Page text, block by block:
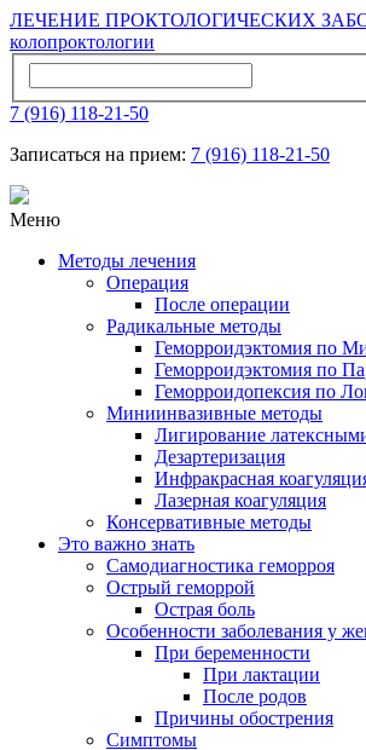
ЛЕЧЕНИЕ ПРОКТОЛОГИЧЕСКИХ
колопроктологии
7 (916) 118-21-50
Записаться на прием: 7 (916) 118-21-50
Меню
Методы лечения
Операция
После операции
Радикальные методы
Геморроидэктомия по
Геморроидэктомия по
Геморроидопексия по
Миниинвазивные методы
Лигирование
Дезартеризация
Инфракрасная
Лазерная коагуляция
Консервативные методы
Это важно знать
Самодиагностика геморроя
Острый геморрой
Острая боль
Особенности заболевания у
При беременности
При лактации
После родов
Причины обострения
Симптомы